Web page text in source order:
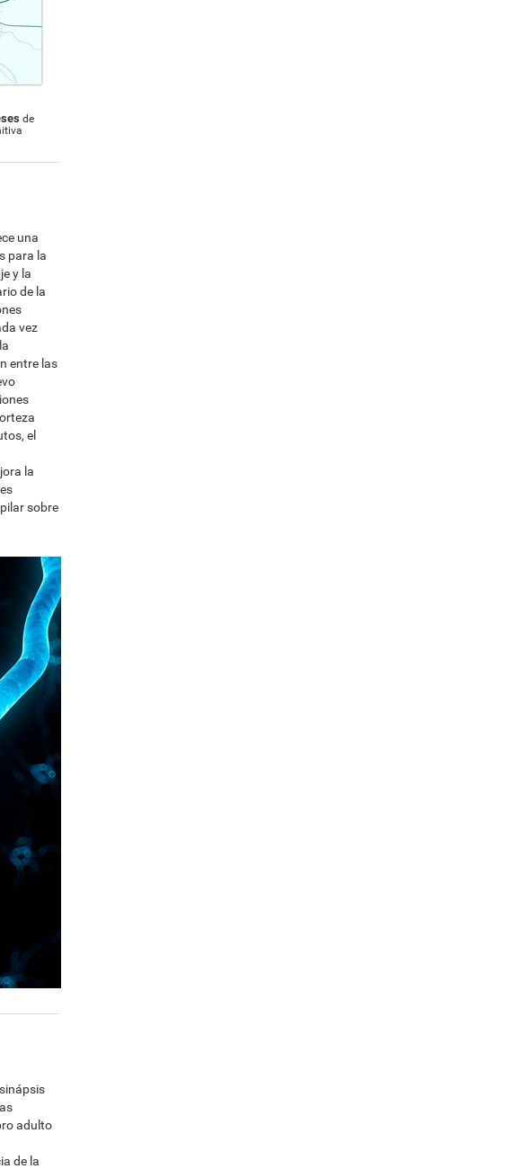
de
una
para la
y la
de la
vez
entre las
el
la
sobre
adulto
de la